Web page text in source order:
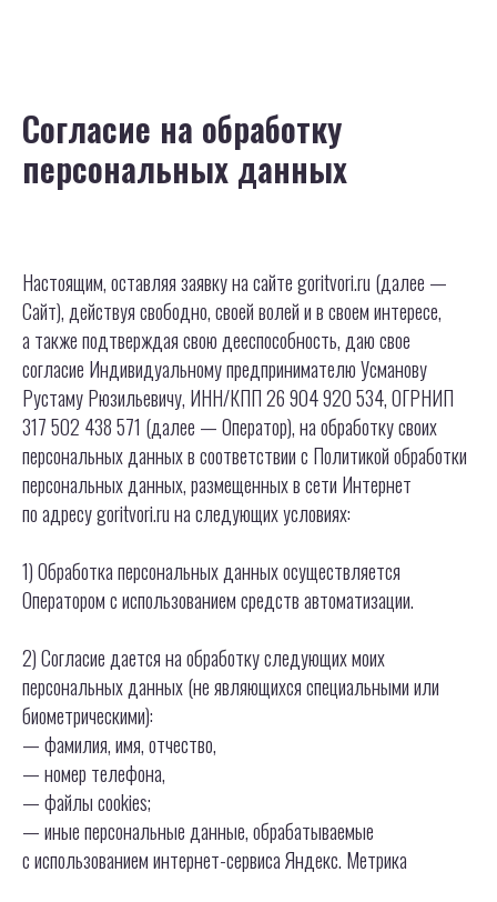
Согласие на обработку
персональных данных
Настоящим, оставляя заявку на сайте goritvori.ru (далее —
Сайт), действуя свободно, своей волей и в своем интересе,
а также подтверждая свою дееспособность, даю свое
согласие Индивидуальному предпринимателю Усманову
Рустаму Рюзильевичу, ИНН/КПП 26 904 920 534, ОГРНИП
317 502 438 571 (далее — Оператор), на обработку своих
персональных данных в соответствии с Политикой обработки
персональных данных, размещенных в сети Интернет
по адресу goritvori.ru на следующих условиях:
1) Обработка персональных данных осуществляется
Оператором с использованием средств автоматизации.
2) Согласие дается на обработку следующих моих
персональных данных (не являющихся специальными или
биометрическими):
— фамилия, имя, отчество,
— номер телефона,
— файлы cookies;
— иные персональные данные, обрабатываемые
с использованием интернет-сервиса Яндекс. Метрика